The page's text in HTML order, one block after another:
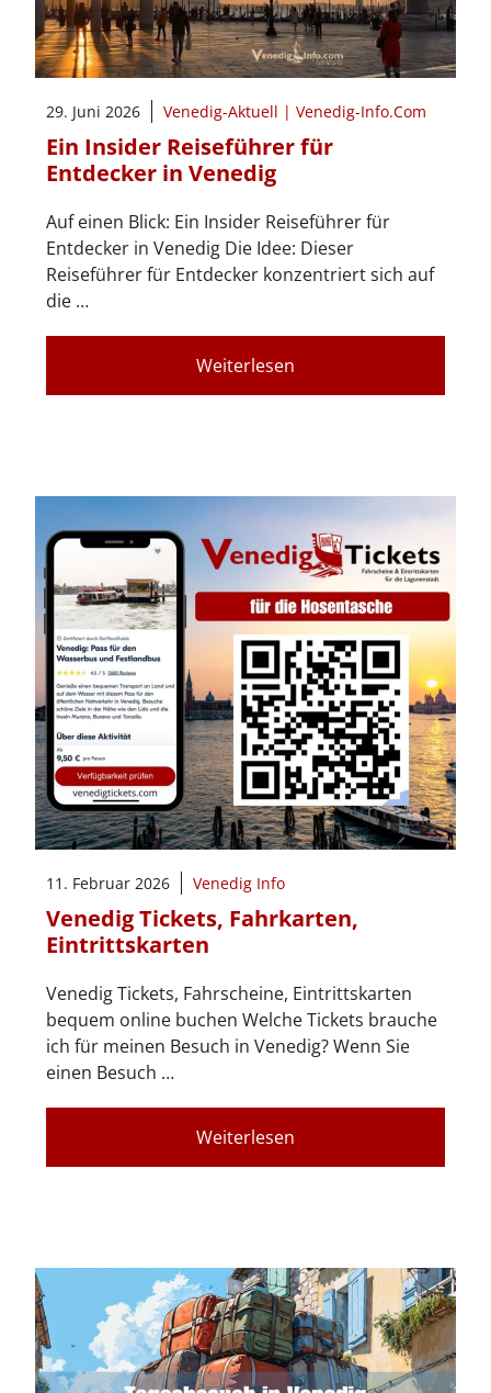
29. Juni 2026 Venedig-Aktuell | Venedig-Info.Com
Ein Insider Reiseführer für
Entdecker in Venedig
Auf einen Blick: Ein Insider Reiseführer für
Entdecker in Venedig Die Idee: Dieser
Reiseführer für Entdecker konzentriert sich auf
die …
Weiterlesen
11. Februar 2026 Venedig Info
Venedig Tickets, Fahrkarten,
Eintrittskarten
Venedig Tickets, Fahrscheine, Eintrittskarten
bequem online buchen Welche Tickets brauche
ich für meinen Besuch in Venedig? Wenn Sie
einen Besuch …
Weiterlesen